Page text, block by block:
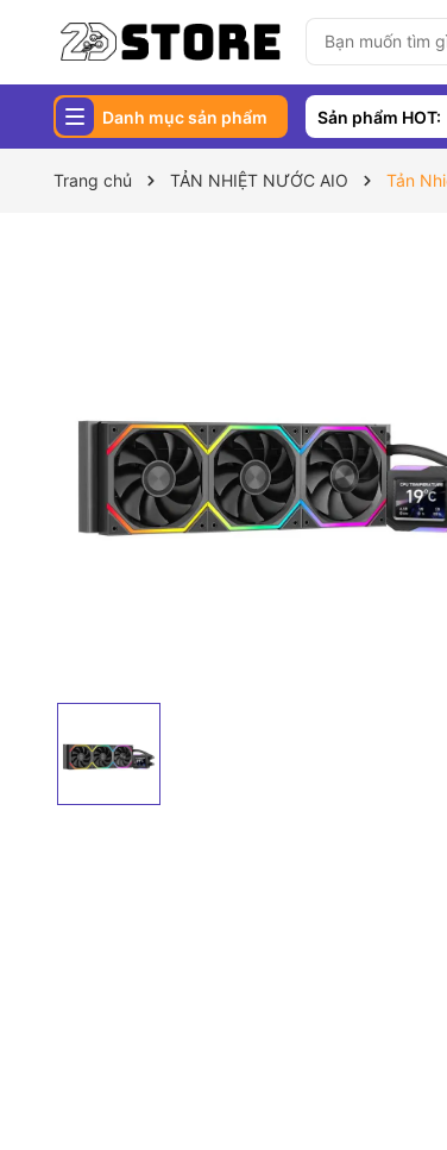
Danh mục sản phẩm Sản phẩm HOT:
Trang chủ TẢN NHIỆT NƯỚC AIO Tản